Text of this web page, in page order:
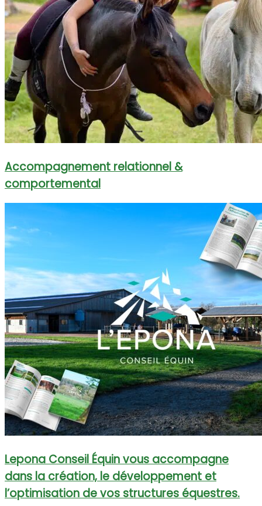
Accompagnement relationnel &
comportemental
Lepona Conseil Équin vous accompagne
dans la création, le développement et
l’optimisation de vos structures équestres.